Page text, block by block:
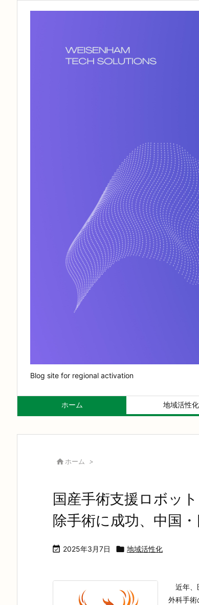
Blog site for regional activation
ホーム 地域活性化
ホーム >
国産手術支援ロボッ
除手術に成功、中国
 2025年3月7日  地域活性化
近年、
外科手術